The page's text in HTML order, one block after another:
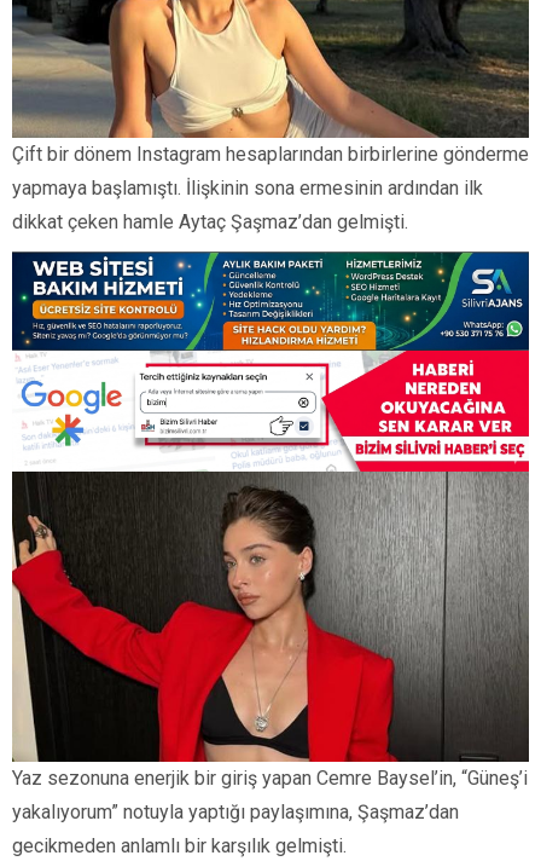
Çift bir dönem Instagram hesaplarından birbirlerine gönderme
yapmaya başlamıştı. İlişkinin sona ermesinin ardından ilk
dikkat çeken hamle Aytaç Şaşmaz’dan gelmişti.
Yaz sezonuna enerjik bir giriş yapan Cemre Baysel’in, “Güneş’i
yakalıyorum” notuyla yaptığı paylaşımına, Şaşmaz’dan
gecikmeden anlamlı bir karşılık gelmişti.